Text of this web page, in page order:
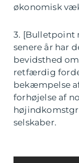
økonomisk
3. [Bulletpoint
senere år har
bevidsthed
retfærdig
bekæmpelse
forhøjelse af
selskaber.